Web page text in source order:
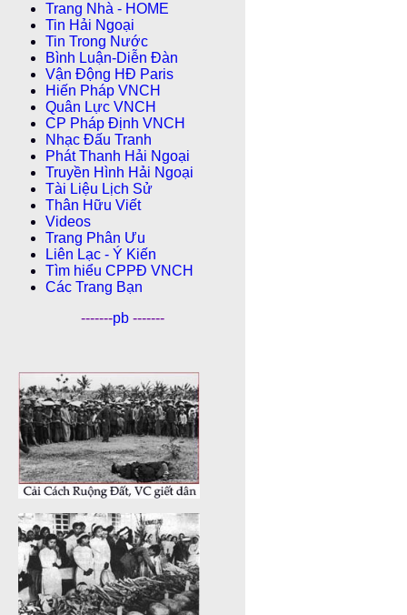
Trang Nhà - HOME
Tin Hải Ngoại
Tin Trong Nước
Bình Luận-Diễn Ðàn
Vận Động HĐ Paris
Hiến Pháp VNCH
Quân Lực VNCH
CP Pháp Ðịnh VNCH
Nhạc Đấu Tranh
Phát Thanh Hải Ngoại
Truyền Hình Hải Ngoại
Tài Liệu Lịch Sử
Thân Hữu Viết
Videos
Trang Phân Ưu
Liên Lạc - Ý Kiến
Tìm hiểu CPPÐ VNCH
Các Trang Bạn
-------pb -------